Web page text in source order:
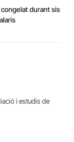
congelat durant sis
i estudis de